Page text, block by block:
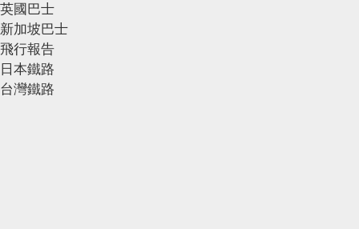
英國巴士
新加坡巴士
飛行報告
日本鐵路
台灣鐵路